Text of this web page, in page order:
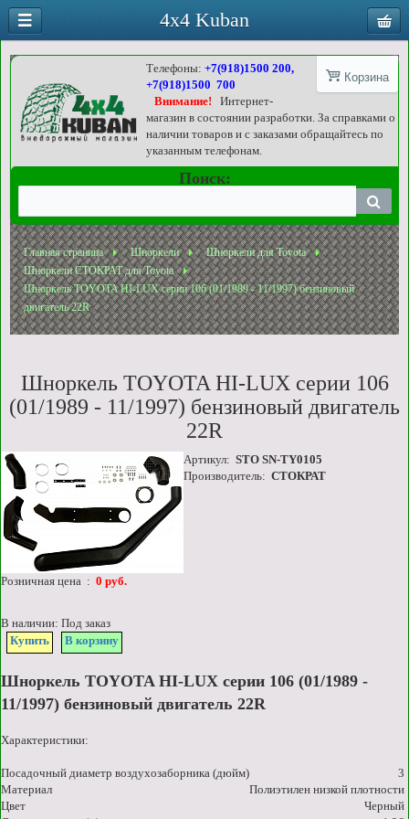
Корзина
Телефоны:+7(918)1500 200,
+7(918)1500 700
Внимание!
Интернет-
магазин в состоянии разработки. За справками о
наличии товаров и с заказами обращайтесь по
указанным телефонам.
Поиск:
Главная страница Шноркели
Шноркели для Toyota
Шноркели СТОКРАТ для Toyota
Шноркель TOYOTA HI-LUX серии 106 (01/1989 - 11/1997) бензиновый
двигатель 22R
Шноркель TOYOTA HI-LUX серии 106
(01/1989 - 11/1997) бензиновый двигатель
22R
Артикул: STO SN-TY0105
Производитель: СТОКРАТ
Розничная цена : 0 руб.
В наличии: Под заказ
Купить
В корзину
Шноркель TOYOTA HI-LUX серии 106 (01/1989 -
11/1997) бензиновый двигатель 22R
Характеристики:
Посадочный диаметр воздухозаборника (дюйм)
3
Материал
Полиэтилен низкой плотности
Цвет
Черный
4x4 Kuban